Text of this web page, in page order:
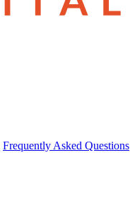
Frequently Asked Questions